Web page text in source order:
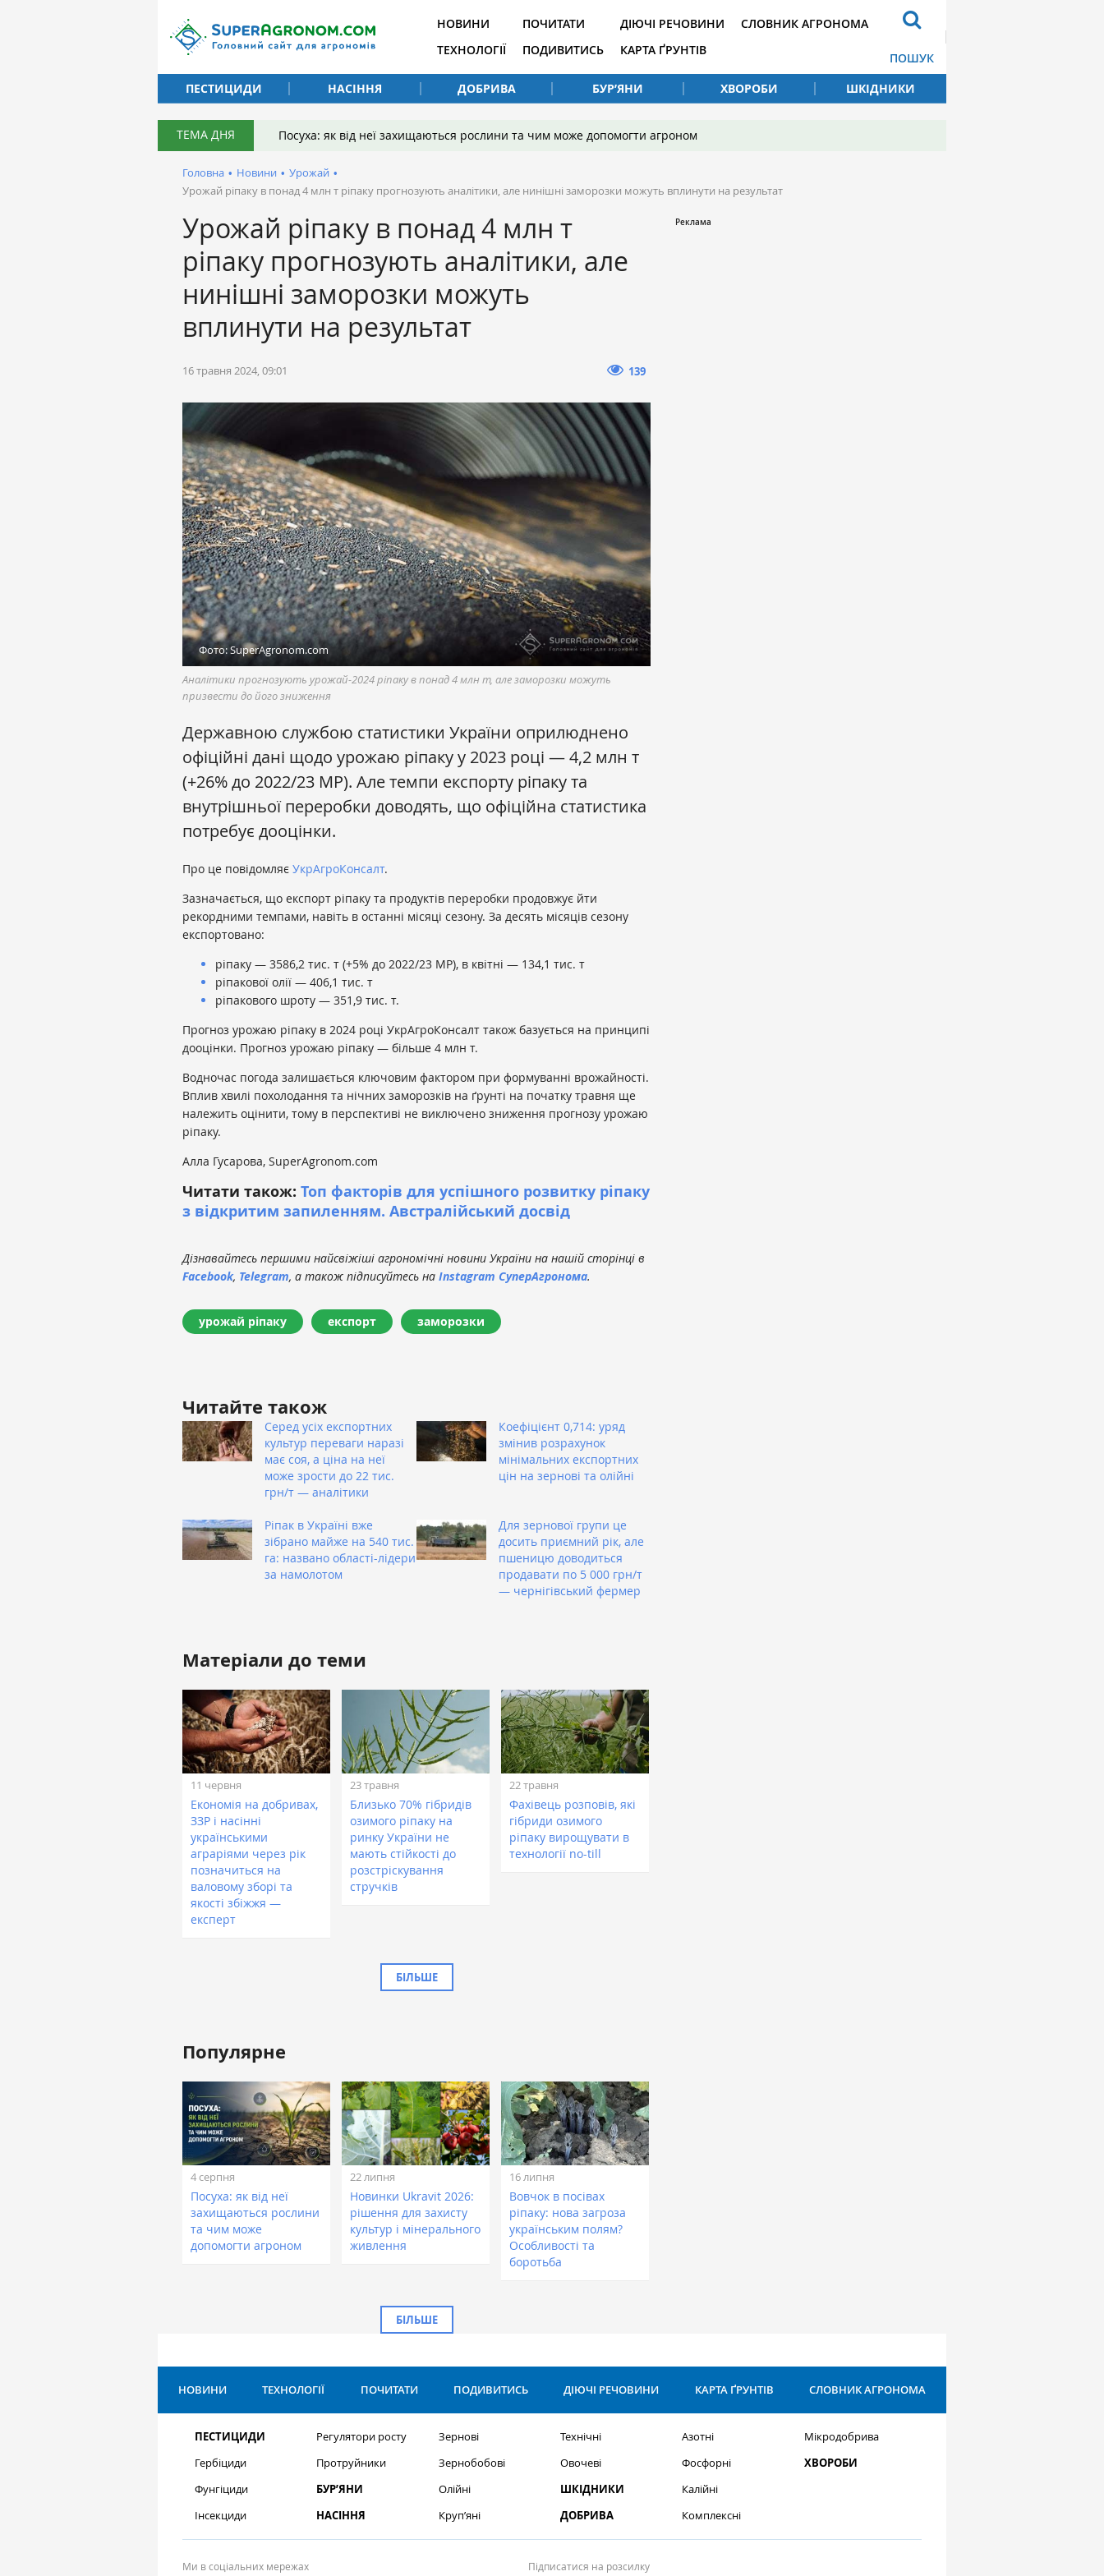
НОВИНИ
ТЕХНОЛОГІЇ
ПОЧИТАТИ
ПОДИВИТИСЬ
ДІЮЧІ РЕЧОВИНИ
КАРТА ҐРУНТІВ
СЛОВНИК АГРОНОМА
ПОШУК
ПЕСТИЦИДИ
НАСІННЯ ДОБРИВА БУР’ЯНИ ХВОРОБИ ШКІДНИКИ
ТЕМА ДНЯ Посуха: як від неї захищаються рослини та чим може допомогти агроном
Головна • Новини • Урожай •
Урожай ріпаку в понад 4 млн т ріпаку прогнозують аналітики, але нинішні заморозки можуть вплинути на результат
Урожай ріпаку в понад 4 млн т
ріпаку прогнозують аналітики, але
нинішні заморозки можуть
вплинути на результат
16 травня 2024, 09:01 139
Фото: SuperAgronom.com
Аналітики прогнозують урожай-2024 ріпаку в понад 4 млн т, але заморозки можуть
призвести до його зниження
Державною службою статистики України оприлюднено
офіційні дані щодо урожаю ріпаку у 2023 році — 4,2 млн т
(+26% до 2022/23 МР). Але темпи експорту ріпаку та
внутрішньої переробки доводять, що офіційна статистика
потребує дооцінки.
Про це повідомляє УкрАгроКонсалт.
Зазначається, що експорт ріпаку та продуктів переробки продовжує йти
рекордними темпами, навіть в останні місяці сезону. За десять місяців сезону
експортовано:
ріпаку — 3586,2 тис. т (+5% до 2022/23 МР), в квітні — 134,1 тис. т
ріпакової олії — 406,1 тис. т
ріпакового шроту — 351,9 тис. т.
Прогноз урожаю ріпаку в 2024 році УкрАгроКонсалт також базується на принципі
дооцінки. Прогноз урожаю ріпаку — більше 4 млн т.
Водночас погода залишається ключовим фактором при формуванні врожайності.
Вплив хвилі похолодання та нічних заморозків на ґрунті на початку травня ще
належить оцінити, тому в перспективі не виключено зниження прогнозу урожаю
ріпаку.
Алла Гусарова, SuperAgronom.com
Читати також: Топ факторів для успішного розвитку ріпаку
з відкритим запиленням. Австралійський досвід
Дізнавайтесь першими найсвіжіші агрономічні новини України на нашій сторінці в
Facebook, Telegram, а також підписуйтесь на Instagram СуперАгронома.
урожай ріпаку експорт заморозки
Читайте також
Серед усіх експортних
культур переваги наразі
має соя, а ціна на неї
може зрости до 22 тис.
грн/т — аналітики
Коефіцієнт 0,714: уряд
змінив розрахунок
мінімальних експортних
цін на зернові та олійні
Ріпак в Україні вже
зібрано майже на 540 тис.
га: названо області-лідери
за намолотом
Для зернової групи це
досить приємний рік, але
пшеницю доводиться
продавати по 5 000 грн/т
— чернігівський фермер
Матеріали до теми
11 червня
Економія на добривах,
ЗЗР і насінні
українськими
аграріями через рік
позначиться на
валовому зборі та
якості збіжжя —
експерт
23 травня
Близько 70% гібридів
озимого ріпаку на
ринку України не
мають стійкості до
розстріскування
стручків
22 травня
Фахівець розповів, які
гібриди озимого
ріпаку вирощувати в
технології no-till
БІЛЬШЕ
Популярне
4 серпня
Посуха: як від неї
захищаються рослини
та чим може
допомогти агроном
22 липня
Новинки Ukravit 2026:
рішення для захисту
культур і мінерального
живлення
16 липня
Вовчок в посівах
ріпаку: нова загроза
українським полям?
Особливості та
боротьба
БІЛЬШЕ
НОВИНИ ТЕХНОЛОГІЇ ПОЧИТАТИ ПОДИВИТИСЬ ДІЮЧІ РЕЧОВИНИ КАРТА ҐРУНТІВ СЛОВНИК АГРОНОМА
ПЕСТИЦИДИ
Гербіциди
Фунгіциди
Інсекциди
Регулятори росту
Протруйники
БУР’ЯНИ
НАСІННЯ
Зернові
Зернобобові
Олійні
Круп’яні
Технічні
Овочеві
ШКІДНИКИ
ДОБРИВА
Азотні
Фосфорні
Калійні
Комплексні
Мікродобрива
ХВОРОБИ
Ми в соціальних мережах Підписатися на розсилку